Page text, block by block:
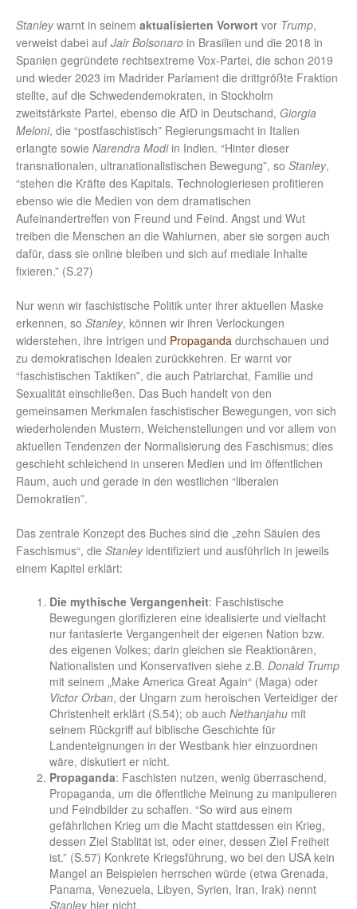
Stanleywarnt in seinem aktualisierten Vorwort vor Trump,
verweist dabei auf Jair Bolsonaro in Brasilien und die 2018 in
Spanien gegründete rechtsextreme Vox-Partei, die schon 2019
und wieder 2023 im Madrider Parlament die drittgrößte Fraktion
stellte, auf die Schwedendemokraten, in Stockholm
zweitstärkste Partei, ebenso die AfD in Deutschand, Giorgia
Meloni, die “postfaschistisch” Regierungsmacht in Italien
erlangte sowie Narendra Modi in Indien. “Hinter dieser
transnationalen, ultranationalistischen Bewegung”, so Stanley,
“stehen die Kräfte des Kapitals. Technologieriesen profitieren
ebenso wie die Medien von dem dramatischen
Aufeinandertreffen von Freund und Feind. Angst und Wut
treiben die Menschen an die Wahlurnen, aber sie sorgen auch
dafür, dass sie online bleiben und sich auf mediale Inhalte
fixieren.” (S.27)
Nur wenn wir faschistische Politik unter ihrer aktuellen Maske
erkennen, so Stanley, können wir ihren Verlockungen
widerstehen, ihre Intrigen und Propaganda durchschauen und
zu demokratischen Idealen zurückkehren. Er warnt vor
“faschistischen Taktiken”, die auch Patriarchat, Familie und
Sexualität einschließen. Das Buch handelt von den
gemeinsamen Merkmalen faschistischer Bewegungen, von sich
wiederholenden Mustern, Weichenstellungen und vor allem von
aktuellen Tendenzen der Normalisierung des Faschismus; dies
geschieht schleichend in unseren Medien und im öffentlichen
Raum, auch und gerade in den westlichen “liberalen
Demokratien”.
Das zentrale Konzept des Buches sind die „zehn Säulen des
Faschismus“, die Stanleyidentifiziert und ausführlich in jeweils
einem Kapitel erklärt:
Die mythische Vergangenheit: Faschistische
Bewegungen glorifizieren eine idealisierte und vielfacht
nur fantasierte Vergangenheit der eigenen Nation bzw.
des eigenen Volkes; darin gleichen sie Reaktionären,
Nationalisten und Konservativen siehe z.B. Donald Trump
mit seinem „Make America Great Again“ (Maga) oder
Victor Orban, der Ungarn zum heroischen Verteidiger der
Christenheit erklärt (S.54); ob auch Nethanjahu mit
seinem Rückgriff auf biblische Geschichte für
Landenteignungen in der Westbank hier einzuordnen
wäre, diskutiert er nicht.
Propaganda: Faschisten nutzen, wenig überraschend,
Propaganda, um die öffentliche Meinung zu manipulieren
und Feindbilder zu schaffen. “So wird aus einem
gefährlichen Krieg um die Macht stattdessen ein Krieg,
dessen Ziel Stablität ist, oder einer, dessen Ziel Freiheit
ist.” (S.57) Konkrete Kriegsführung, wo bei den USA kein
Mangel an Beispielen herrschen würde (etwa Grenada,
Panama, Venezuela, Libyen, Syrien, Iran, Irak) nennt
Stanleyhier nicht.